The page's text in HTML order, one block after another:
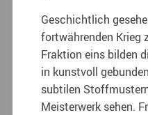
Geschichtlich
fortwährenden Krieg
Fraktion eins bilden
in kunstvoll
subtilen
Meisterwerk sehen.